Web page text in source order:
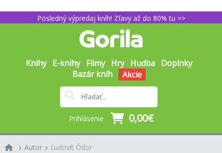
Posledný výpredaj kníh! Zľavy až do 80% tu =>
Knihy E-knihy Filmy Hry Hudba Doplnky
Bazár kníh
Akcie
Prihlásenie 0,00€
Autor Ľudovít Ódor